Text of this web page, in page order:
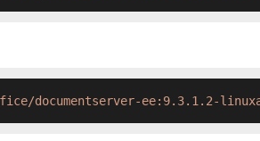
documentserver-ee:9.3.1.2-